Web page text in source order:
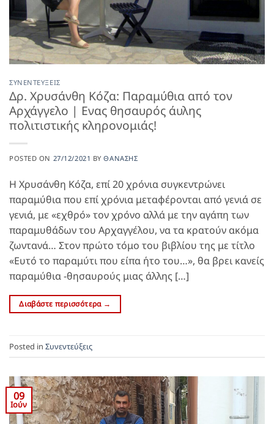
ΣΥΝΕΝΤΕΎΞΕΙΣ
Δρ. Χρυσάνθη Κόζα: Παραμύθια από τον
Αρχάγγελο | Ενας θησαυρός άυλης
πολιτιστικής κληρονομιάς!
POSTED ON 27/12/2021 BYΘΑΝΆΣΗΣ
Η Χρυσάνθη Κόζα, επί 20 χρόνια συγκεντρώνει
παραμύθια που επί χρόνια μεταφέρονται από γενιά σε
γενιά, με «εχθρό» τον χρόνο αλλά με την αγάπη των
παραμυθάδων του Αρχαγγέλου, να τα κρατούν ακόμα
ζωντανά… Στον πρώτο τόμο του βιβλίου της με τίτλο
«Ευτό το παραμύτι που είπα ήτο του…», θα βρει κανείς
παραμύθια -θησαυρούς μιας άλλης […]
Διαβάστε περισσότερα →
Posted in Συνεντεύξεις
09
Ιούν